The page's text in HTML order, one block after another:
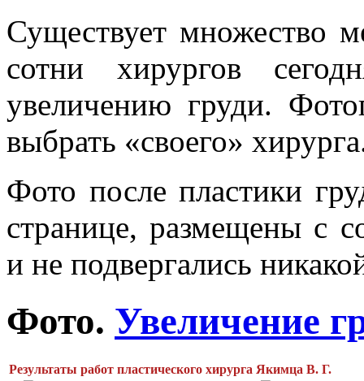
Существует множество
сотни хирургов
увеличению груди.
выбрать «своего»
Фото после пластики
странице, размещены с
и не подвергались
Фото. Увеличение
Результаты работ пластического хирурга Якимца В. Г.